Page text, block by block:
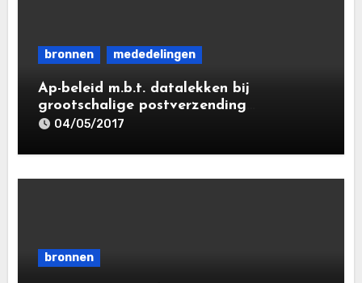
bronnen mededelingen
Ap-beleid m.b.t. datalekken bij
grootschalige postverzending
(“bulkmeldingen”) | Besluit op Wob-
04/05/2017
bronnen